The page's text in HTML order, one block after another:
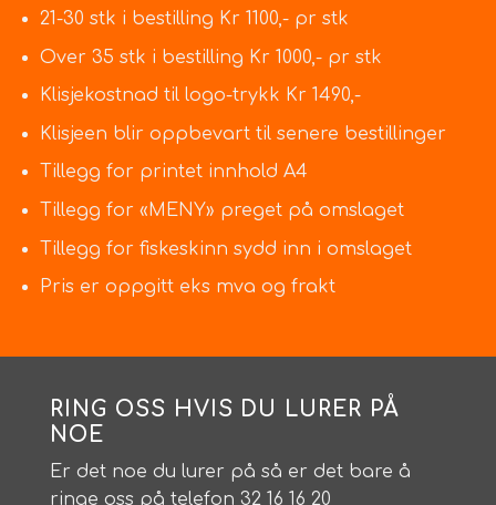
21-30 stk i bestilling Kr 1100,- pr stk
Over 35 stk i bestilling Kr 1000,- pr stk
Klisjekostnad til logo-trykk Kr 1490,-
Klisjeen blir oppbevart til senere bestillinger
Tillegg for printet innhold A4
Tillegg for «MENY» preget på omslaget
Tillegg for fiskeskinn sydd inn i omslaget
Pris er oppgitt eks mva og frakt
RING OSS HVIS DU LURER PÅ
NOE
Er det noe du lurer på så er det bare å
ringe oss på telefon 32 16 16 20